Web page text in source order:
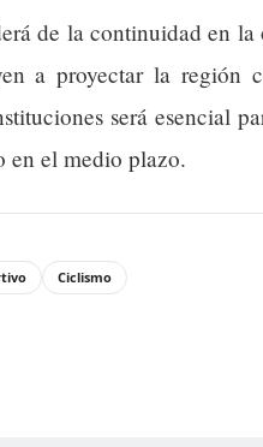
de la continuidad en la
a proyectar la región
será esencial
en el medio plazo.
Ciclismo